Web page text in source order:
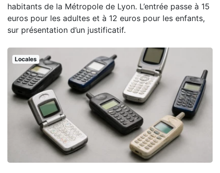
habitants de la Métropole de Lyon. L’entrée passe à 15
euros pour les adultes et à 12 euros pour les enfants,
sur présentation d’un justificatif.
Locales